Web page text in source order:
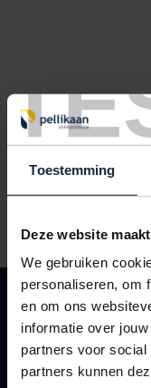
Toestemming
Deze website
We gebruiken
personaliseren, om
en om ons
informatie over
partners voor
partners kunnen
KLANTENSERVICE
Contact
Mijn Pellikaan